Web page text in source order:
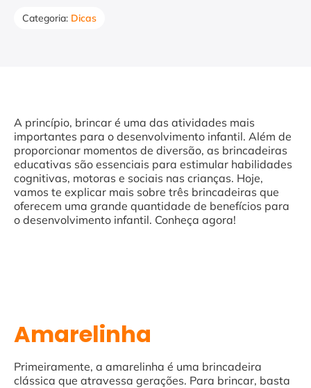
Categoria: Dicas
A princípio, brincar é uma das atividades mais
importantes para o desenvolvimento infantil. Além de
proporcionar momentos de diversão, as brincadeiras
educativas são essenciais para estimular habilidades
cognitivas, motoras e sociais nas crianças. Hoje,
vamos te explicar mais sobre três brincadeiras que
oferecem uma grande quantidade de benefícios para
o desenvolvimento infantil. Conheça agora!
Amarelinha
Primeiramente, a amarelinha é uma brincadeira
clássica que atravessa gerações. Para brincar, basta